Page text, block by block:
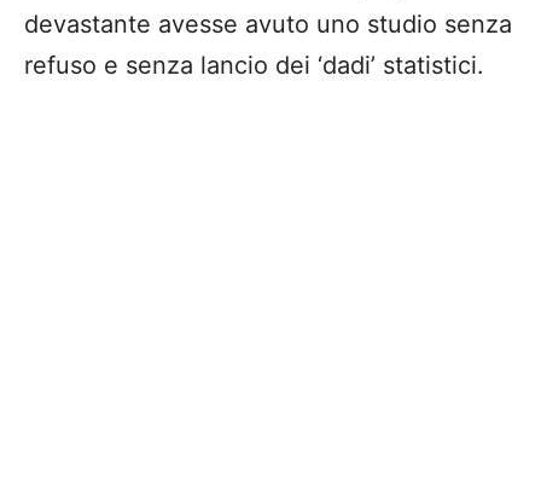
devastante avesse avuto uno studio senza
refuso e senza lancio dei ‘dadi’ statistici.